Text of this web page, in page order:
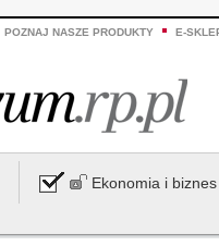
POZNAJ NASZE PRODUKTY E-
Ekonomia i biznes